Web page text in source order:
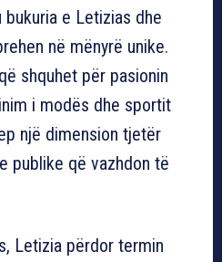
e Letizias dhe
në mënyrë unike.
shquhet për pasionin
i modës dhe sportit
një dimension tjetër
publike që vazhdon të
Letizia përdor termin